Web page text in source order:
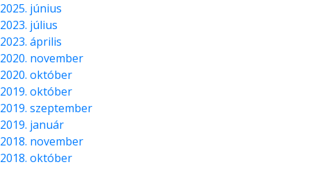
2025. június
2023. július
2023. április
2020. november
2020. október
2019. október
2019. szeptember
2019. január
2018. november
2018. október